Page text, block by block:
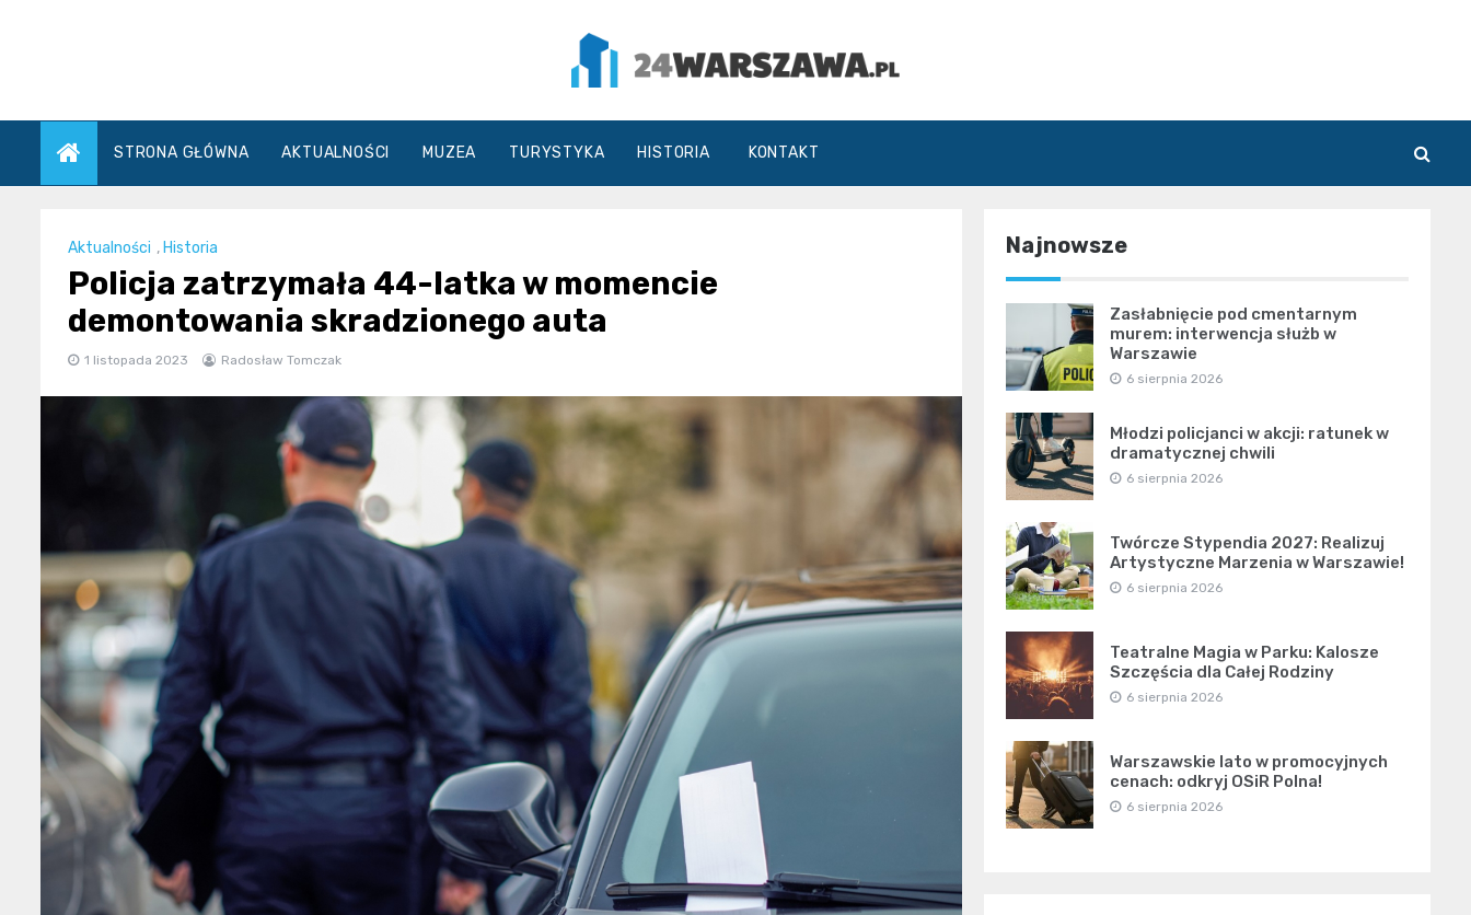
24Warszawa.pl
STRONA GŁÓWNA AKTUALNOŚCI MUZEA TURYSTYKA HISTORIA KONTAKT
Aktualności , Historia
Policja zatrzymała 44-latka w momencie
demontowania skradzionego auta
1 listopada 2023 Radosław Tomczak
Najnowsze
Zasłabnięcie pod cmentarnym
murem: interwencja służb w
Warszawie
6 sierpnia 2026
Młodzi policjanci w akcji: ratunek w
dramatycznej chwili
6 sierpnia 2026
Twórcze Stypendia 2027: Realizuj
Artystyczne Marzenia w Warszawie!
6 sierpnia 2026
Teatralne Magia w Parku: Kalosze
Szczęścia dla Całej Rodziny
6 sierpnia 2026
Warszawskie lato w promocyjnych
cenach: odkryj OSiR Polna!
6 sierpnia 2026